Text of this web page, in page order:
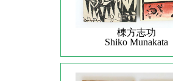
棟方志功
Shiko Munakata